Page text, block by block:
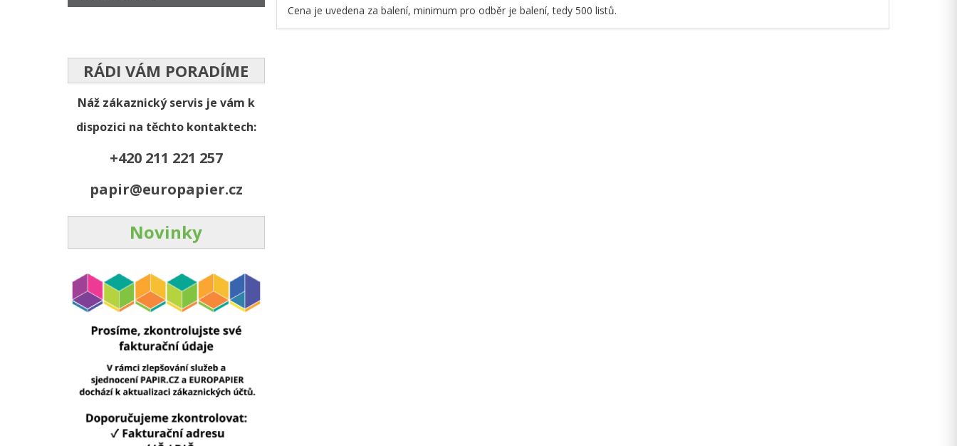
Cena je uvedena za balení, minimum pro odběr je balení, tedy 500 listů.
RÁDI VÁM PORADÍME
Náž zákaznický servis je vám k
dispozici na těchto kontaktech:
+420 211 221 257
papir@europapier.cz
Novinky